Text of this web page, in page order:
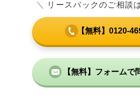
＼ リースバックのご相談
【無料】0120-
【無料】フォームで